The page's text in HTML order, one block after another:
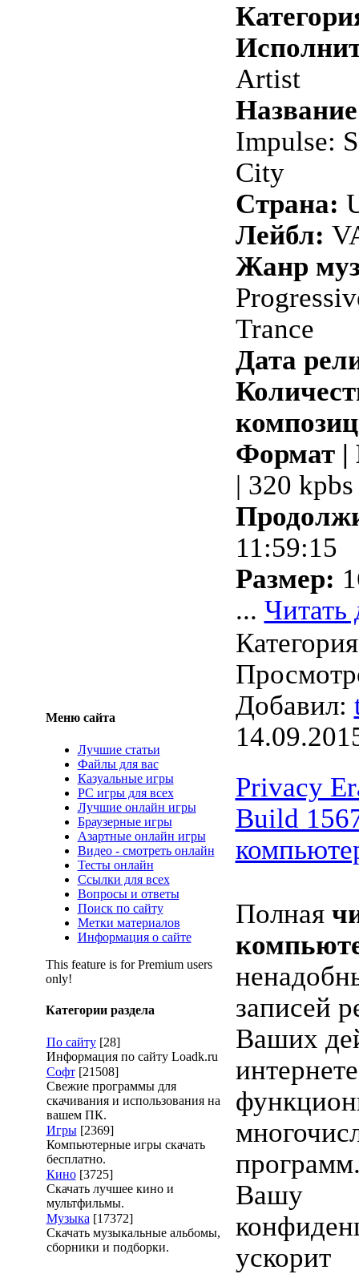
Меню сайта
Лучшие статьи
Файлы для вас
Казуальные игры
PC игры для всех
Лучшие онлайн игры
Браузерные игры
Азартные онлайн игры
Видео - смотреть онлайн
Тесты онлайн
Ссылки для всех
Вопросы и ответы
Поиск по сайту
Метки материалов
Информация о сайте
This feature is for Premium users
only!
Категории раздела
По сайту [28]
Информация по сайту Loadk.ru
Софт [21508]
Свежие программы для
скачивания и использования на
вашем ПК.
Игры [2369]
Компьютерные игры скачать
бесплатно.
Кино [3725]
Скачать лучшее кино и
мультфильмы.
Музыка [17372]
Скачать музыкальные альбомы,
сборники и подборки.
Artist
Impulse:
City
Страна:
Лейбл:
Жанр
Trance
Дата
Формат |
| 320 kpbs
11:59:15
Размер:
... Читать
Добавил:
Privacy
Build
Полная
записей
Ваших
Вашу
ускорит